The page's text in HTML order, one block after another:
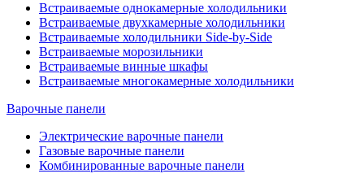
Встраиваемые однокамерные холодильники
Встраиваемые двухкамерные холодильники
Встраиваемые холодильники Side-by-Side
Встраиваемые морозильники
Встраиваемые винные шкафы
Встраиваемые многокамерные холодильники
Варочные панели
Электрические варочные панели
Газовые варочные панели
Комбинированные варочные панели